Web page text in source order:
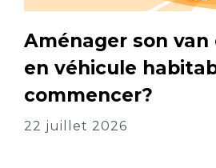
Aménager son
en véhicule
commencer?
22 juillet 2026